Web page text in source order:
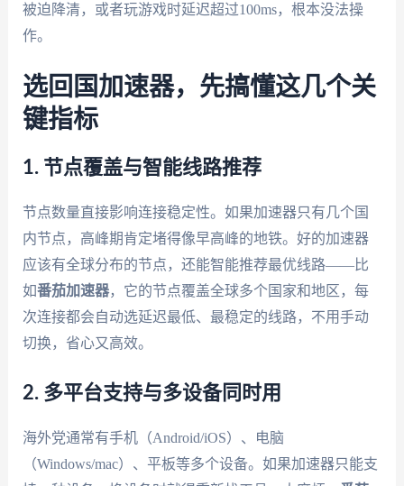
被迫降清，或者玩游戏时延迟超过100ms，根本没法操
作。
选回国加速器，先搞懂这几个关
键指标
1. 节点覆盖与智能线路推荐
节点数量直接影响连接稳定性。如果加速器只有几个国
内节点，高峰期肯定堵得像早高峰的地铁。好的加速器
应该有全球分布的节点，还能智能推荐最优线路——比
如番茄加速器，它的节点覆盖全球多个国家和地区，每
次连接都会自动选延迟最低、最稳定的线路，不用手动
切换，省心又高效。
2. 多平台支持与多设备同时用
海外党通常有手机（Android/iOS）、电脑
（Windows/mac）、平板等多个设备。如果加速器只能支